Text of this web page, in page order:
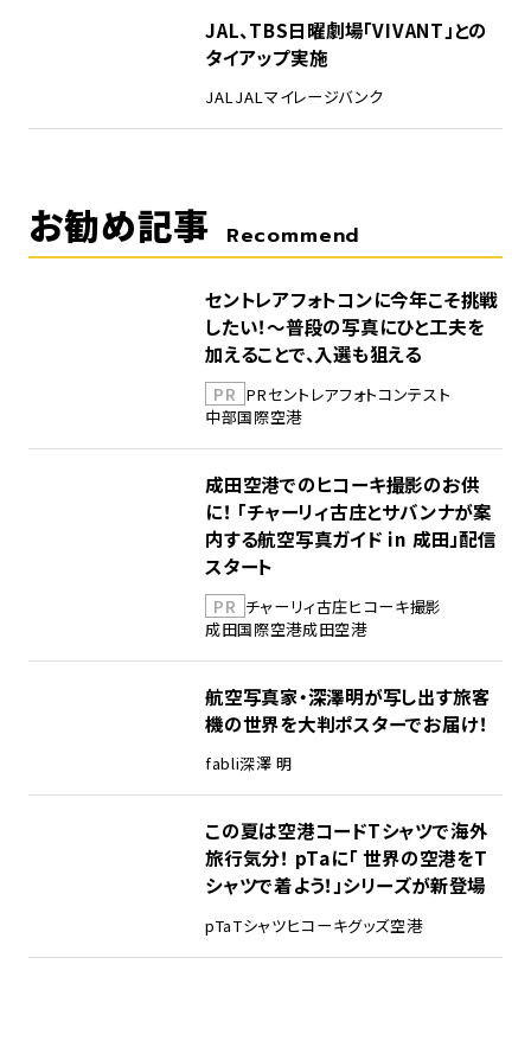
JAL、TBS日曜劇場「VIVANT」との
タイアップ実施
JALJALマイレージバンク
お勧め記事 Recommend
セントレアフォトコンに今年こそ挑戦
したい！～普段の写真にひと工夫を
加えることで、入選も狙える
PR PRセントレアフォトコンテスト
中部国際空港
成田空港でのヒコーキ撮影のお供
に！ 「チャーリィ古庄とサバンナが案
内する航空写真ガイド in 成田」配信
スタート
PR チャーリィ古庄ヒコーキ撮影
成田国際空港成田空港
航空写真家・深澤明が写し出す旅客
機の世界を大判ポスターでお届け！
fabli深澤 明
この夏は空港コードTシャツで海外
旅行気分！ pTaに「 世界の空港をT
シャツで着よう！」シリーズが新登場
pTaTシャツヒコーキグッズ空港